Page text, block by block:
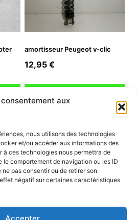
aux
nous utilisons des technologies
et/ou accéder aux informations des
à ces technologies nous permettra de
le comportement de navigation ou les ID
pas consentir ou de retirer son
négatif sur certaines caractéristiques
Accepter
amortisseur Peugeot v-clic
12,95 €
Ajouter au panier